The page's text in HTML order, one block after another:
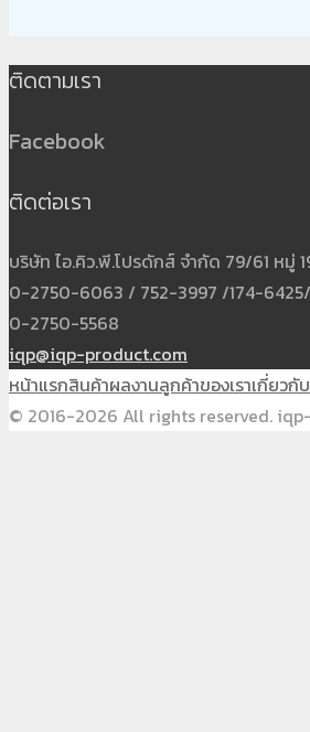
ติดตามเรา
Facebook
ติดต่อเรา
บริษัท ไอ.คิว.พี.โปรดักส์ จำกัด 79/61 หมู่
0-2750-6063 / 752-3997 /174-6425/
0-2750-5568
iqp@iqp-product.com
หน้าแรกสินค้าผลงานลูกค้าของเราเกี่ยวกับ
© 2016-2026 All rights reserved.